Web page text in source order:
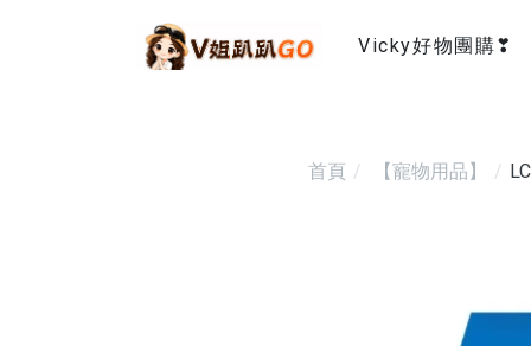
Vicky好物團購❣
首頁 【寵物用品】